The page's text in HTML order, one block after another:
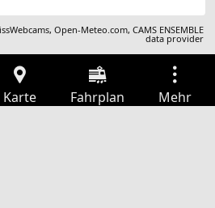
,Open-Meteo.com,CAMS ENSEMBLE
data provider
Karte Fahrplan Mehr